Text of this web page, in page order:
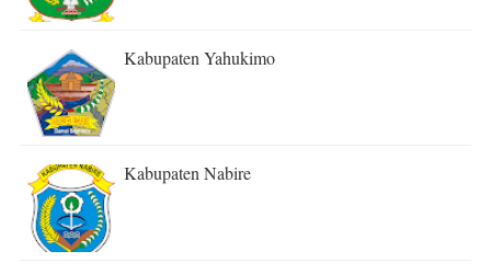
Kabupaten Yahukimo
Kabupaten Nabire